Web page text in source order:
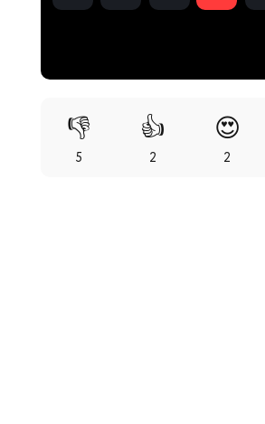
👎
5
👍
2
😍
2